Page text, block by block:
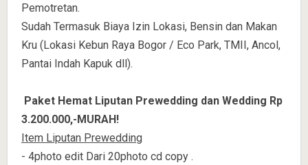
Pemotretan.
Sudah Termasuk Biaya Izin Lokasi, Bensin dan Makan
Kru (Lokasi Kebun Raya Bogor / Eco Park, TMII, Ancol,
Pantai Indah Kapuk dll).
Paket Hemat Liputan Prewedding dan Wedding Rp
3.200.000,-MURAH!
Item Liputan Prewedding
- 4photo edit Dari 20photo cd copy .